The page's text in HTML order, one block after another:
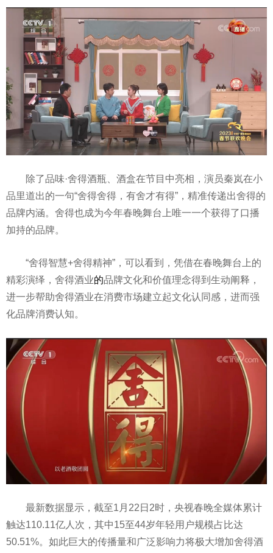
除了品味·舍得酒瓶、酒盒在节目中亮相，演员秦岚在小
品里道出的一句“舍得舍得，有舍才有得”，精准传递出舍得的
品牌内涵。舍得也成为今年春晚舞台上唯一一个获得了口播
加持的品牌。
“舍得智慧+舍得精神”，可以看到，凭借在春晚舞台上的
精彩演绎，舍得酒业的品牌文化和价值理念得到生动阐释，
进一步帮助舍得酒业在消费市场建立起文化认同感，进而强
化品牌消费认知。
最新数据显示，截至1月22日2时，央视春晚全媒体累计
触达110.11亿人次，其中15至44岁年轻用户规模占比达
50.51%。如此巨大的传播量和广泛影响力将极大增加舍得酒